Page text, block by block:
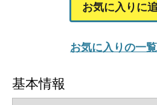
お気に入りに
お気に入りの一
基本情報